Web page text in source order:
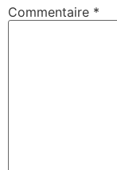
Commentaire *